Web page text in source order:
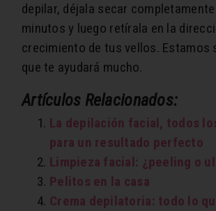
depilar, déjala secar
minutos y luego retírala en la
crecimiento de tus vellos. Estamos
que te ayudará mucho.
Artículos Relacionados:
La depilación facial, todos
para un resultado perfecto
Limpieza facial: ¿peeling o
Pelitos en la casa
Crema depilatoria: todo lo